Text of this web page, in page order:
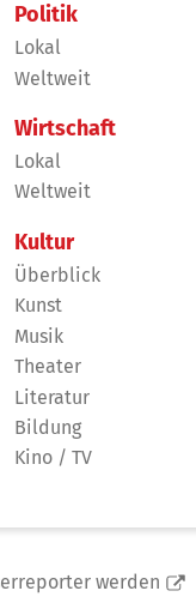
Politik
Lokal
Weltweit
Wirtschaft
Lokal
Weltweit
Kultur
Überblick
Kunst
Musik
Theater
Literatur
Bildung
Kino / TV
werden